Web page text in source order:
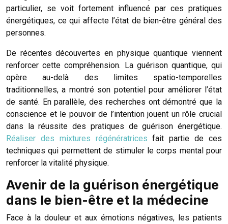
particulier, se voit fortement influencé par ces pratiques
énergétiques, ce qui affecte l’état de bien-être général des
personnes.
De récentes découvertes en physique quantique viennent
renforcer cette compréhension. La guérison quantique, qui
opère au-delà des limites spatio-temporelles
traditionnelles, a montré son potentiel pour améliorer l’état
de santé. En parallèle, des recherches ont démontré que la
conscience et le pouvoir de l’intention jouent un rôle crucial
dans la réussite des pratiques de guérison énergétique.
Réaliser des mixtures régénératrices fait partie de ces
techniques qui permettent de stimuler le corps mental pour
renforcer la vitalité physique.
Avenir de la guérison énergétique
dans le bien-être et la médecine
Face à la douleur et aux émotions négatives, les patients